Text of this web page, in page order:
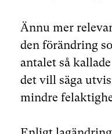
Ännu mer
den förändring
antalet så
det vill säga
mindre